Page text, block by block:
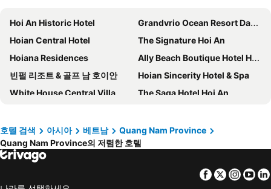
Hoi An Historic Hotel
Grandvrio Ocean Resort Danang
Hoian Central Hotel
The Signature Hoi An
Hoiana Residences
Ally Beach Boutique Hotel Hoian
빈펄 리조트 & 골프 남 호이안
Hoian Sincerity Hotel & Spa
White House Central Villa
The Saga Hotel Hoi An
Lasenta Boutique Hotel Hoian
Hoi An Aurora Riverside Hotel and Spa
Little Riverside Hoi An . A Luxury Hotel & Spa
Anio Boutique Hotel Hoian
Grand Sunrise Palace Hoi An
Wyndham Garden Hoi An Cua Dai Beach
호텔 검색 아시아 베트남
Quang Nam Province
Quang Nam Province의 저렴한 호텔
Facebook
Twitter